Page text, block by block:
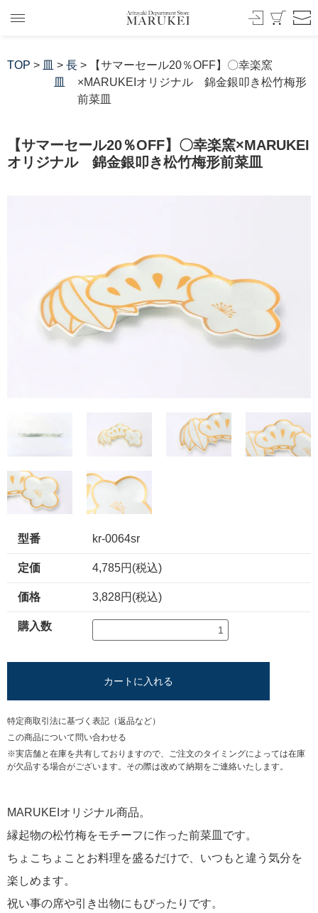
TOP > 皿 > 長
皿
> 【サマーセール20％OFF】〇幸楽窯
×MARUKEIオリジナル 錦金銀叩き松竹梅形
前菜皿
【サマーセール20％OFF】〇幸楽窯×MARUKEI
オリジナル 錦金銀叩き松竹梅形前菜皿
型番 kr-0064sr
定価 4,785円(税込)
価格 3,828円(税込)
購入数
カートに入れる
特定商取引法に基づく表記（返品など）
この商品について問い合わせる
※実店舗と在庫を共有しておりますので、ご注文のタイミングによっては在庫
が欠品する場合がございます。その際は改めて納期をご連絡いたします。
MARUKEIオリジナル商品。
縁起物の松竹梅をモチーフに作った前菜皿です。
ちょこちょことお料理を盛るだけで、いつもと違う気分を
楽しめます。
祝い事の席や引き出物にもぴったりです。